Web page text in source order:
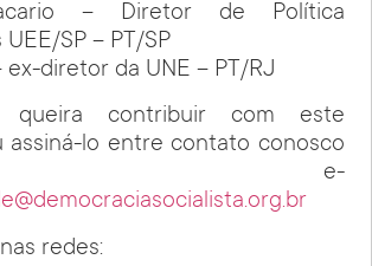
– Diretor de Política
SP – PT/SP
ex-diretor da UNE – PT/RJ
queira contribuir com este
assiná-lo entre contato conosco
e-
redes: